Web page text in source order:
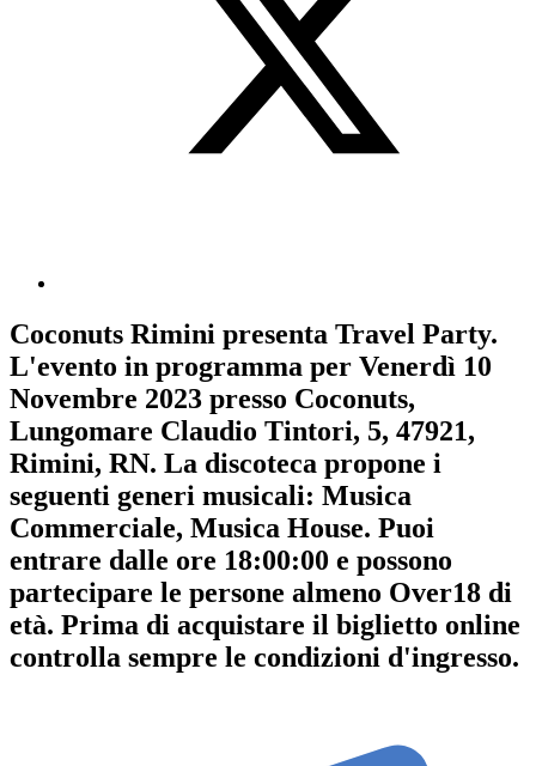
Coconuts Rimini presenta Travel Party.
L'evento in programma per Venerdì 10
Novembre 2023 presso Coconuts,
Lungomare Claudio Tintori, 5, 47921,
Rimini, RN. La discoteca propone i
seguenti generi musicali: Musica
Commerciale, Musica House. Puoi
entrare dalle ore 18:00:00 e possono
partecipare le persone almeno Over18 di
età. Prima di acquistare il biglietto online
controlla sempre le condizioni d'ingresso.